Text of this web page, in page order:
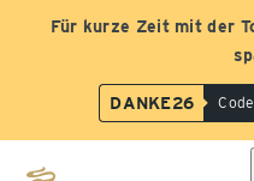
Für kurze Zeit mit der
DANKE26